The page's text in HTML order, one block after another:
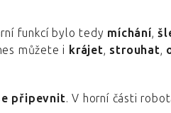
funkcí bylo tedy míchání,
můžete i krájet, strouhat,
připevnit. V horní části